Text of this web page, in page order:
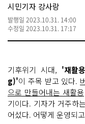
대
표
소
통
포
시민기자 강사랑
발행일 2023.10.31. 14:00
수정일 2023.10.31. 17:17
기후위기 시대, '재활
g)'이 주목 받고 있다.
으로 만들어내는 새활용
기이다. 기자가 거주하
어섰다. 어떻게 운영되